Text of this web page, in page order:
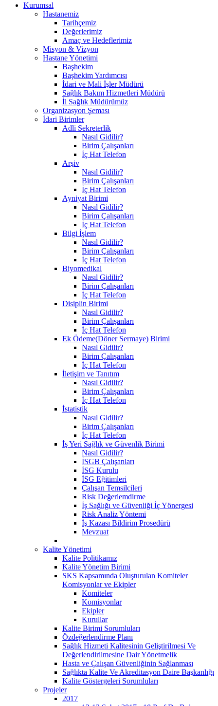
Kurumsal
Hastanemiz
Tarihçemiz
Değerlerimiz
Amaç ve Hedeflerimiz
Misyon & Vizyon
Hastane Yönetimi
Başhekim
Başhekim Yardımcısı
İdari ve Mali İşler Müdürü
Sağlık Bakım Hizmetleri Müdürü
İl Sağlık Müdürümüz
Organizasyon Şeması
İdari Birimler
Adli Sekreterlik
Nasıl Gidilir?
Birim Çalışanları
İç Hat Telefon
Arşiv
Nasıl Gidilir?
Birim Çalışanları
İç Hat Telefon
Ayniyat Birimi
Nasıl Gidilir?
Birim Çalışanları
İç Hat Telefon
Bilgi İşlem
Nasıl Gidilir?
Birim Çalışanları
İç Hat Telefon
Biyomedikal
Nasıl Gidilir?
Birim Çalışanları
İç Hat Telefon
Disiplin Birimi
Nasıl Gidilir?
Birim Çalışanları
İç Hat Telefon
Ek Ödeme(Döner Sermaye) Birimi
Nasıl Gidilir?
Birim Çalışanları
İç Hat Telefon
İletişim ve Tanıtım
Nasıl Gidilir?
Birim Çalışanları
İç Hat Telefon
İstatistik
Nasıl Gidilir?
Birim Çalışanları
İç Hat Telefon
İş Yeri Sağlık ve Güvenlik Birimi
Nasıl Gidilir?
İSGB Çalışanları
İSG Kurulu
İSG Eğitimleri
Çalışan Temsilcileri
Risk Değerlemdirme
İş Sağlığı ve Güvenliği İç Yönergesi
Risk Analiz Yöntemi
İş Kazası Bildirim Prosedürü
Mevzuat
Kalite Yönetimi
Kalite Politikamız
Kalite Yönetim Birimi
SKS Kapsamında Oluşturulan Komiteler
Komisyonlar ve Ekipler
Komiteler
Komisyonlar
Ekipler
Kurullar
Kalite Birimi Sorumluları
Özdeğerlendirme Planı
Sağlık Hizmeti Kalitesinin Geliştirilmesi Ve
Değerlendirilmesine Dair Yönetmelik
Hasta ve Çalışan Güvenliğinin Sağlanması
Sağlıkta Kalite Ve Akreditasyon Daire Başkanlığı
Kalite Göstergeleri Sorumluları
Projeler
2017